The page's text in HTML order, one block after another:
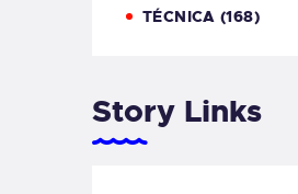
TÉCNICA (168)
Story Links